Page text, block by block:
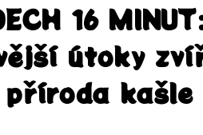
16
útoky